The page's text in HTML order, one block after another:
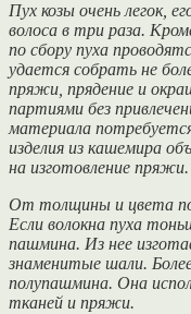
Пух козы очень легок,
волоса в три раза.
по сбору пуха
удается собрать не
пряжи, прядение и
партиями без
материала
изделия из кашемира
на изготовление пряжи.
От толщины и цвета
Если волокна пуха
пашмина. Из нее
знаменитые шали.
полупашмина. Она
тканей и пряжи.